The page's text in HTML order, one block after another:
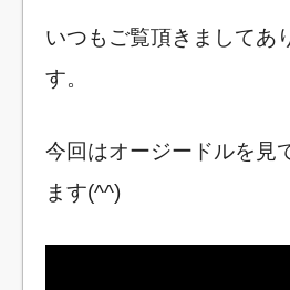
いつもご覧頂きましてあ
す。
今回はオージードルを見
ます(^^)